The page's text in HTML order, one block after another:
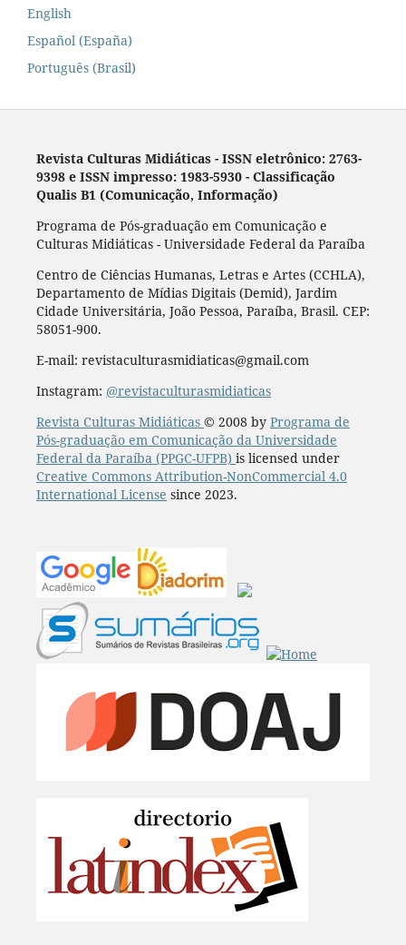
English
Español (España)
Português (Brasil)
Revista Culturas Midiáticas - ISSN eletrônico: 2763-
9398 e ISSN impresso: 1983-5930 - Classificação
Qualis B1 (Comunicação, Informação)
Programa de Pós-graduação em Comunicação e
Culturas Midiáticas - Universidade Federal da Paraíba
Centro de Ciências Humanas, Letras e Artes (CCHLA),
Departamento de Mídias Digitais (Demid), Jardim
Cidade Universitária, João Pessoa, Paraíba, Brasil. CEP:
58051-900.
E-mail: revistaculturasmidiaticas@gmail.com
Instagram: @revistaculturasmidiaticas
Revista Culturas Midiáticas © 2008 by Programa de
Pós-graduação em Comunicação da Universidade
Federal da Paraíba (PPGC-UFPB) is licensed under
Creative Commons Attribution-NonCommercial 4.0
International License since 2023.